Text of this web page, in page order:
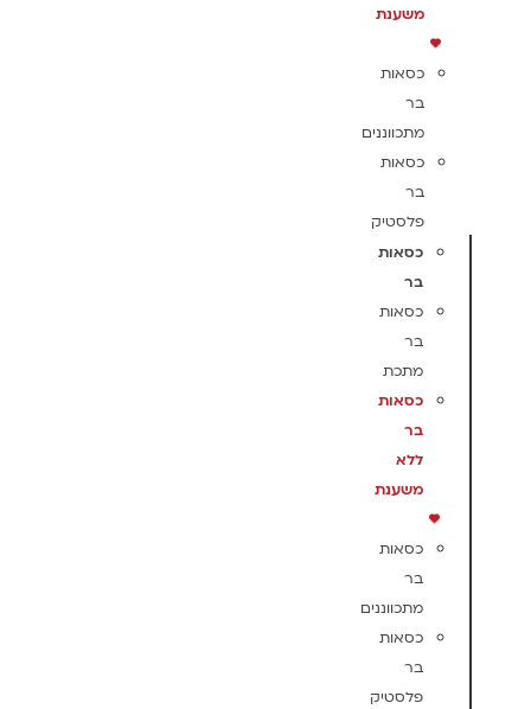
משענת
כסאות
בר
מתכווננים
כסאות
בר
פלסטיק
כסאות
בר
כסאות
בר
מתכת
כסאות
בר
ללא
משענת
כסאות
בר
מתכווננים
כסאות
בר
פלסטיק